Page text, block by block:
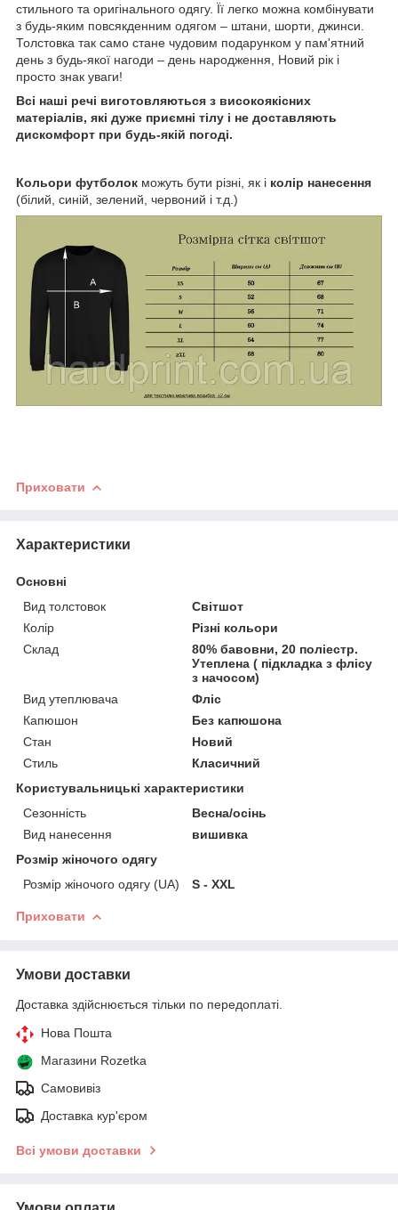
стильного та оригінального одягу. Її легко можна комбінувати
з будь-яким повсякденним одягом – штани, шорти, джинси.
Толстовка так само стане чудовим подарунком у пам'ятний
день з будь-якої нагоди – день народження, Новий рік і
просто знак уваги!
Всі наші речі виготовляються з високоякісних
матеріалів, які дуже приємні тілу і не доставляють
дискомфорт при будь-якій погоді.
Кольори футболок можуть бути різні, як і колір нанесення
(білий, синій, зелений, червоний і т.д.)
Приховати
Характеристики
Основні
Вид толстовок
Світшот
Колір
Різні кольори
Склад
80% бавовни, 20 поліестр.
Утеплена ( підкладка з флісу
з начосом)
Вид утеплювача
Фліс
Капюшон
Без капюшона
Стан
Новий
Стиль
Класичний
Користувальницькі характеристики
Сезонність
Весна/осінь
Вид нанесення
вишивка
Розмір жіночого одягу
Розмір жіночого одягу (UA)
S - XXL
Приховати
Умови доставки
Доставка здійснюється тільки по передоплаті.
Нова Пошта
Магазини Rozetka
Самовивіз
Доставка кур'єром
Всі умови доставки